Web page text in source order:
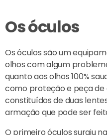
Os óculos
Os óculos são um
olhos com algum
quanto aos olhos 100%
como proteção e peça
constituídos de duas
armação que pode ser
O primeiro óculos surgiu